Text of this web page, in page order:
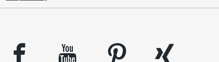
facebook youtube pinterest
xing